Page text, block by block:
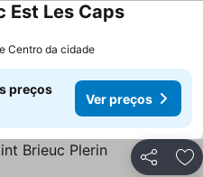
Les Caps
Centro da cidade
preços
Ver preços
Partilhar